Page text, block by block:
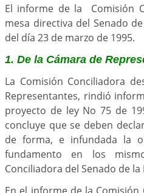
El informe de la Comisión
mesa directiva del Senado
del día 23 de marzo de 1995.
1. De la Cámara de
La Comisión Conciliadora
Representantes, rindió
proyecto de ley No 75 de
concluye que se deben
de forma, e infundada la
fundamento en los
Conciliadora del Senado de la